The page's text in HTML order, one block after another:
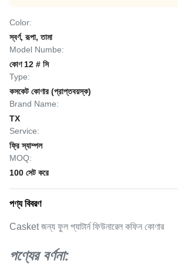
Color:
স্বর্ণ, রূপা, তামা
Model Numbe:
কোণ 12 # সি
Type:
কসকেট কোণার (প্রাপ্তবয়স্ক)
Brand Name:
TX
Service:
ফ্রি স্যাম্পল
MOQ:
100 সেট করে
পণ্য বিবরণ
Casket জন্য ফুল প্যাটার্ন ফিউনারেল কফিন কোণার
পণ্যের বর্ণনা: